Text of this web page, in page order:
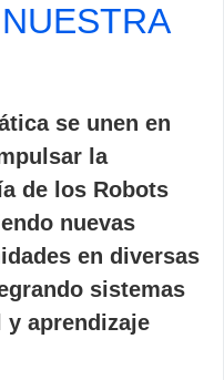
se unen en
la
de los Robots
nuevas
en diversas
sistemas
aprendizaje